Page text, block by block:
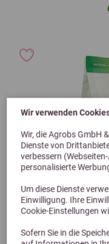
Wir verwenden
Wir, die Agrobs GmbH
Dienste von
verbessern
personalisierte
Um diese Dienste
Einwilligung. Ihre
Cookie-Einstellungen
Sofern Sie in die